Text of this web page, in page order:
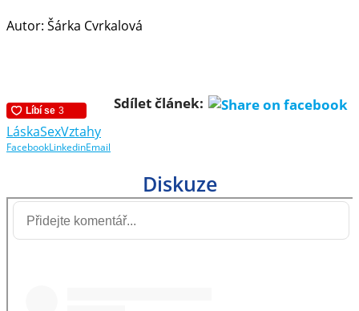
Autor: Šárka Cvrkalová
Sdílet článek:
LáskaSexVztahy
FacebookLinkedinEmail
Diskuze